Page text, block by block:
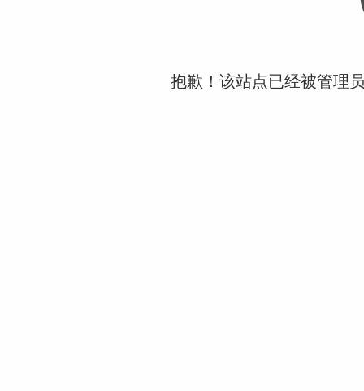
抱歉！该站点已经被管理